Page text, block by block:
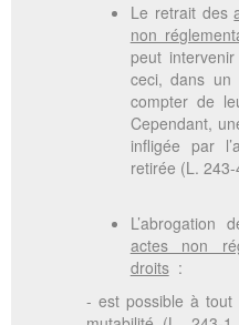
Le retrait des
non
peut
ceci, dans
compter de
Cependant,
infligée par
retirée (L.
L’abrogation
actes non
droits:
- est possible à